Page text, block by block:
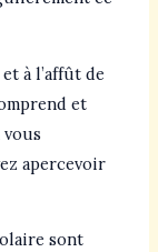
à l’affût de
et
apercevoir
sont